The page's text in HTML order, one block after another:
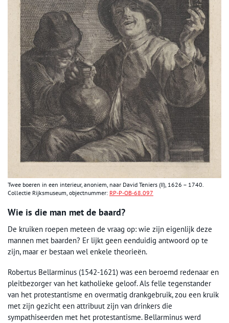
Twee boeren in een interieur, anoniem, naar David Teniers (II), 1626 – 1740.
Collectie Rijksmuseum, objectnummer: RP-P-OB-68.097
Wie is die man met de baard?
De kruiken roepen meteen de vraag op: wie zijn eigenlijk deze
mannen met baarden? Er lijkt geen eenduidig antwoord op te
zijn, maar er bestaan wel enkele theorieën.
Robertus Bellarminus (1542-1621) was een beroemd redenaar en
pleitbezorger van het katholieke geloof. Als felle tegenstander
van het protestantisme en overmatig drankgebruik, zou een kruik
met zijn gezicht een attribuut zijn van drinkers die
sympathiseerden met het protestantisme. Bellarminus werd